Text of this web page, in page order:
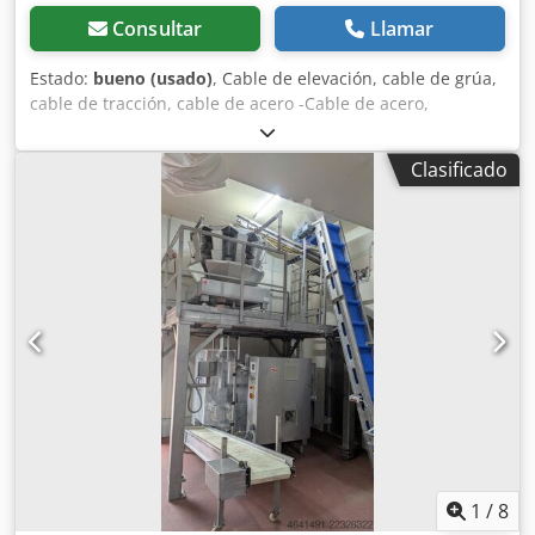
Consultar Llamar
Estado: bueno (usado), Cable de elevación, cable de grúa,
cable de tracción, cable de acero -Cable de acero,
diámetro 14 mm Dkjdpfxeb A Nl Hs Afaor -Longitud:
aproximadamente 45 m -Material: acero inoxidable -Para
elevador de cable eléctrico -También disponibles otros
cables de grúa -Peso: 37 kg
Clasificado
1 /8